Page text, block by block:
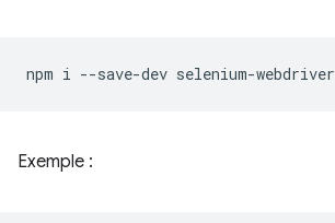
npm i --save-dev selenium-webdriver
Exemple :